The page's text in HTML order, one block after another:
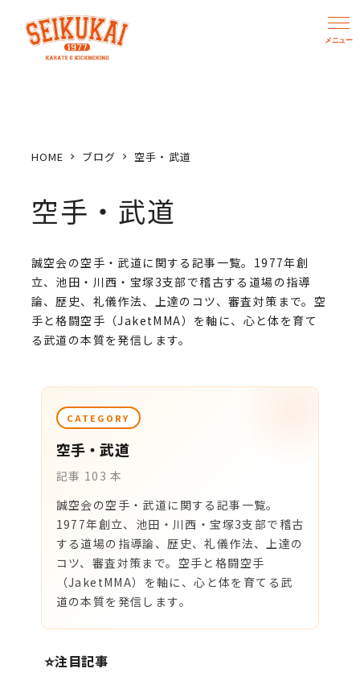
HOME ブログ 空手・武道
空手・武道
誠空会の空手・武道に関する記事一覧。1977年創
立、池田・川西・宝塚3支部で稽古する道場の指導
論、歴史、礼儀作法、上達のコツ、審査対策まで。空
手と格闘空手（JaketMMA）を軸に、心と体を育て
る武道の本質を発信します。
CATEGORY
空手・武道
記事 103 本
誠空会の空手・武道に関する記事一覧。
1977年創立、池田・川西・宝塚3支部で稽古
する道場の指導論、歴史、礼儀作法、上達の
コツ、審査対策まで。空手と格闘空手
（JaketMMA）を軸に、心と体を育てる武
道の本質を発信します。
注目記事